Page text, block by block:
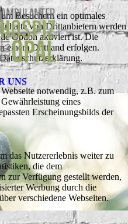
UNS
Besuchern ein optimales
von Drittanbietern werden
Option aktiviert ist. Die
einem Drittland erfolgen.
notwendig, z.B. zum
eines
Erscheinungsbilds der
das Nutzererlebnis weiter zu
die dem
zur Verfügung gestellt werden,
Werbung durch die
verschiedene Webseiten.